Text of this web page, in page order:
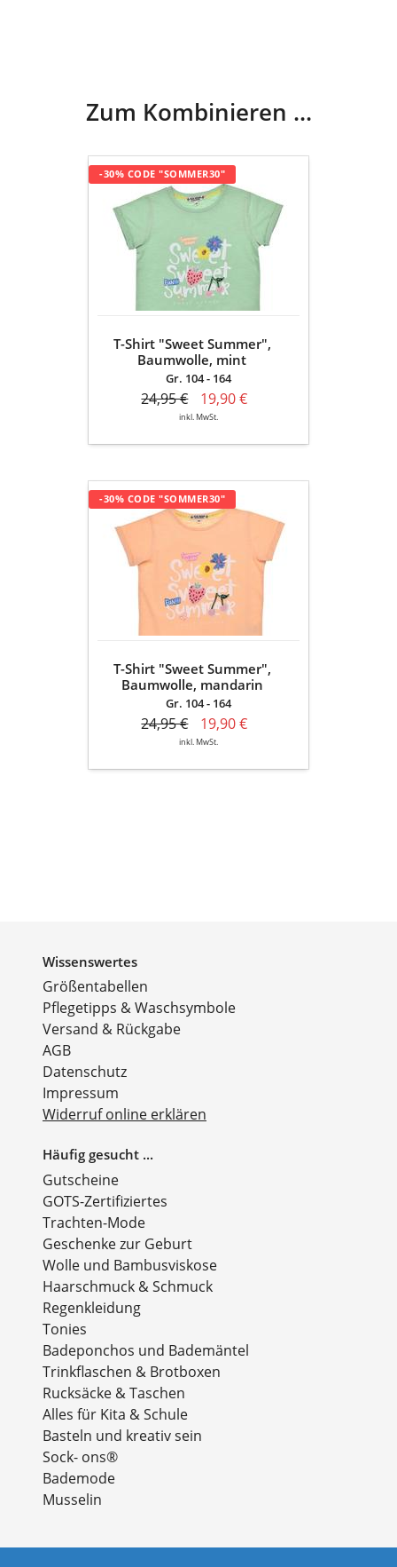
Zum Kombinieren ...
T-
"Sweet
Summer",
Baumwolle,
-30% CODE "SOMMER30"
T-Shirt "Sweet Summer",
Baumwolle, mint
Gr. 104 - 164
24,95 € 19,90 €
inkl. MwSt.
T-
"Sweet
Summer",
Baumwolle,
-30% CODE "SOMMER30"
T-Shirt "Sweet Summer",
Baumwolle, mandarin
Gr. 104 - 164
24,95 € 19,90 €
inkl. MwSt.
Wissenswertes
Größentabellen
Pflegetipps & Waschsymbole
Versand & Rückgabe
AGB
Datenschutz
Impressum
Widerruf online erklären
Häufig gesucht ...
Gutscheine
GOTS-Zertifiziertes
Trachten-Mode
Geschenke zur Geburt
Wolle und Bambusviskose
Haarschmuck & Schmuck
Regenkleidung
Tonies
Badeponchos und Bademäntel
Trinkflaschen & Brotboxen
Rucksäcke & Taschen
Alles für Kita & Schule
Basteln und kreativ sein
Sock- ons®
Bademode
Musselin